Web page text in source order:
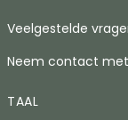
Veelgestelde
Neem contact
TAAL